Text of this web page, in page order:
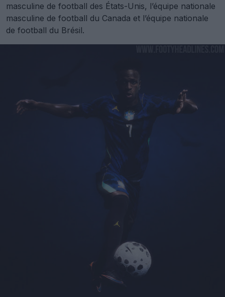
masculine de football des États-Unis, l’équipe nationale
masculine de football du Canada et l’équipe nationale
de football du Brésil.